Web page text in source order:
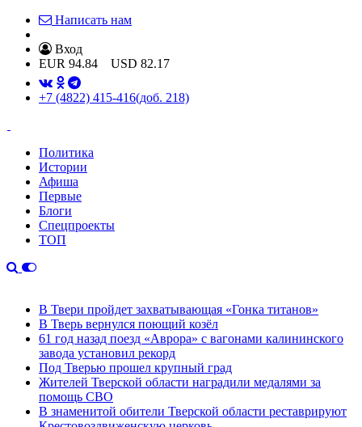
Написать нам
Вход
EUR 94.84 USD 82.17
+7 (4822) 415-416(доб. 218)
Политика
Истории
Афиша
Первые
Блоги
Спецпроекты
ТОП
В Твери пройдет захватывающая «Гонка титанов»
В Тверь вернулся поющий козёл
61 год назад поезд «Аврора» с вагонами калининского
завода установил рекорд
Под Тверью прошел крупный град
Жителей Тверской области наградили медалями за
помощь СВО
В знаменитой обители Тверской области реставрируют